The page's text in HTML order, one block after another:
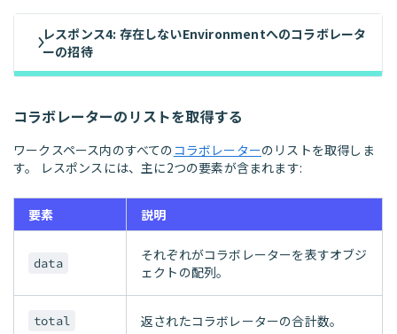
レスポンス4: 存在しないEnvironmentへのコラボレータ
ーの招待
コラボレーターのリストを取得する
ワークスペース内のすべてのコラボレーターのリストを取得しま
す。 レスポンスには、主に2つの要素が含まれます:
要素 説明
data
それぞれがコラボレーターを表すオブジ
ェクトの配列。
total 返されたコラボレーターの合計数。